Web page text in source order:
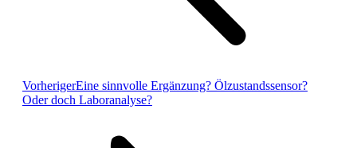
VorherigerEine sinnvolle Ergänzung? Ölzustandssensor?
Oder doch Laboranalyse?